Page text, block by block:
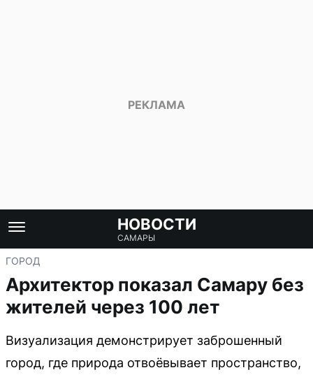
НОВОСТИ
САМАРЫ
ГОРОД
Архитектор показал Самару без
жителей через 100 лет
Визуализация демонстрирует заброшенный
город, где природа отвоёвывает пространство,